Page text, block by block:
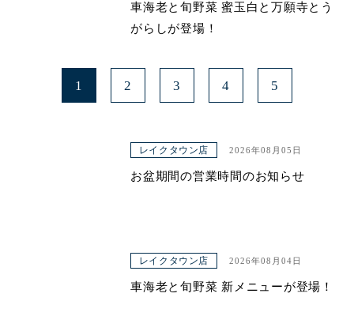
車海老と旬野菜 蜜玉白と万願寺とう
がらしが登場！
1 2 3 4 5
レイクタウン店 2026年08月05日
お盆期間の営業時間のお知らせ
レイクタウン店 2026年08月04日
車海老と旬野菜 新メニューが登場！